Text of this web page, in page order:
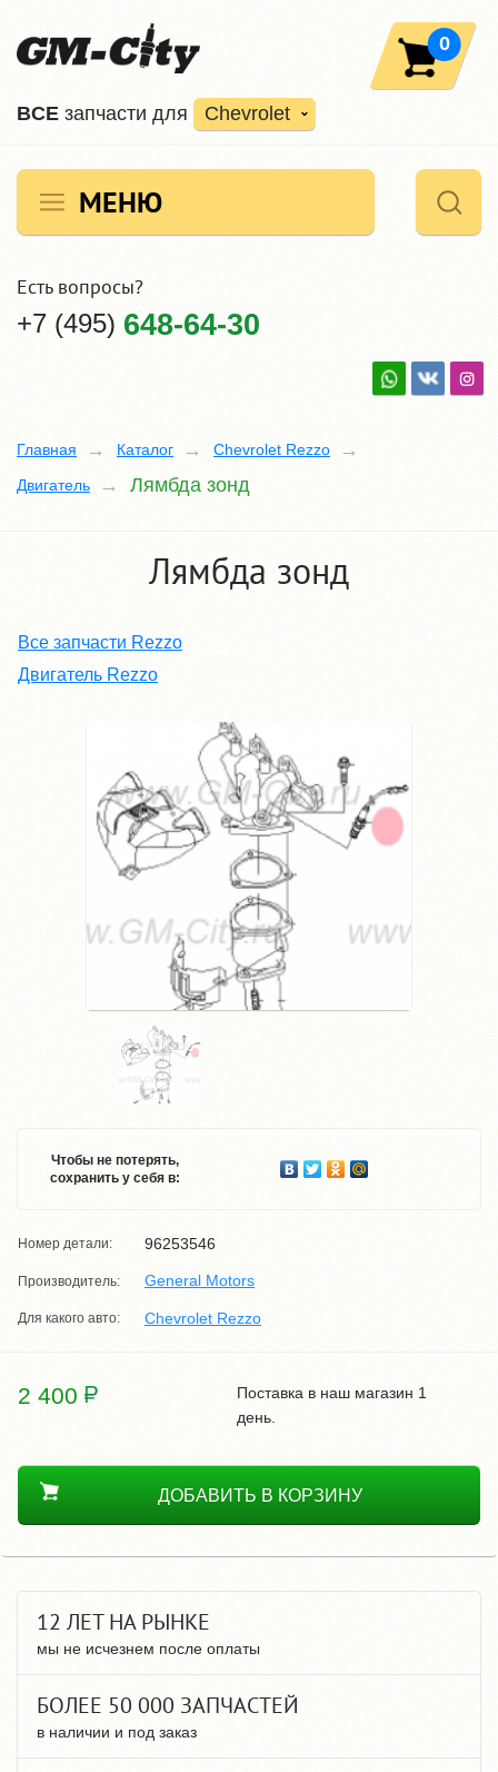
ВCE запчасти для Chevrolet
0
МЕНЮ
Есть вопросы?
+7 (495) 648-64-30
Главная Каталог
Chevrolet Rezzo
Двигатель
Лямбда зонд
Лямбда зонд
Все запчасти Rezzo
Двигатель Rezzo
Чтобы не потерять,
сохранить у себя в:
Номер детали: 96253546
Производитель: General Motors
Для какого авто: Chevrolet Rezzo
2 400
Поставка в наш магазин 1
день.
ДОБАВИТЬ В КОРЗИНУ
12 ЛЕТ НА РЫНКЕ
мы не исчезнем после оплаты
БОЛЕЕ 50 000 ЗАПЧАСТЕЙ
в наличии и под заказ